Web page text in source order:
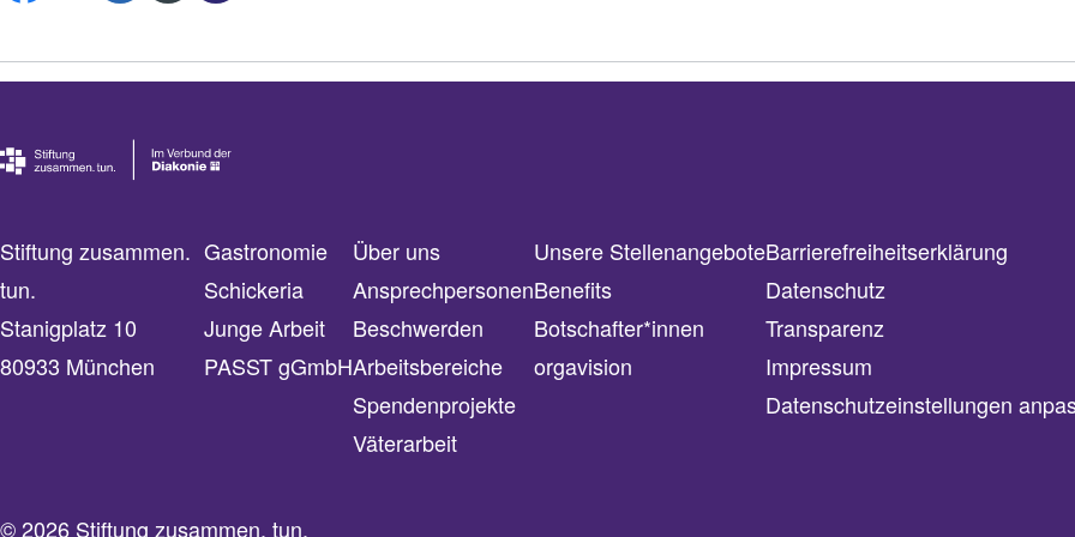
Stiftung zusammen.
tun.
Stanigplatz 10
80933 München
Gastronomie
Schickeria
Junge Arbeit
PASST gGmbH
Über uns
Ansprechpersonen
Beschwerden
Arbeitsbereiche
Spendenprojekte
Väterarbeit
Unsere Stellenangebote
Benefits
Botschafter*innen
orgavision
Barrierefreiheitserklärung
Datenschutz
Transparenz
Impressum
Datenschutzeinstellungen
© 2026 Stiftung zusammen. tun.